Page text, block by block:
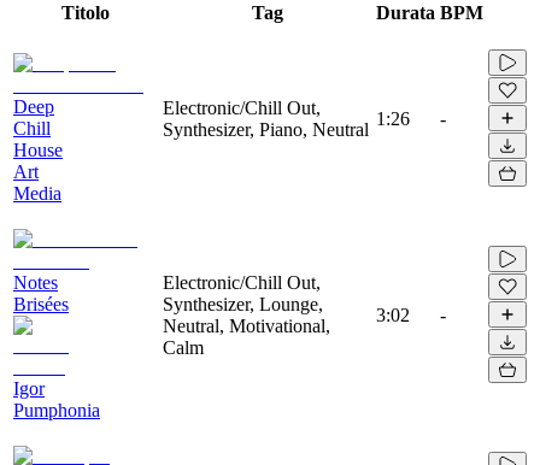
Titolo Tag Durata BPM
Deep
Chill
House
Art
Media
Electronic/Chill Out,
Synthesizer, Piano, Neutral
1:26 -
Notes
Brisées
Igor
Pumphonia
Electronic/Chill Out,
Synthesizer, Lounge,
Neutral, Motivational,
Calm
3:02 -